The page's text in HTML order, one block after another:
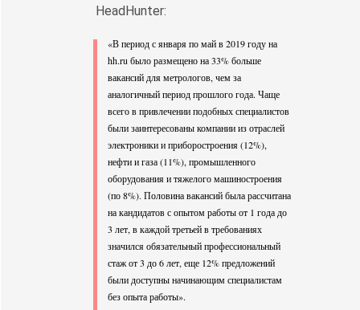
HeadHunter:
«В период с января по май в 2019 году на
hh.ru было размещено на 33% больше
вакансий для метрологов, чем за
аналогичный период прошлого года. Чаще
всего в привлечении подобных специалистов
были заинтересованы компании из отраслей
электроники и приборостроения (12%),
нефти и газа (11%), промышленного
оборудования и тяжелого машиностроения
(по 8%). Половина вакансий была рассчитана
на кандидатов с опытом работы от 1 года до
3 лет, в каждой третьей в требованиях
значился обязательный профессиональный
стаж от 3 до 6 лет, еще 12% предложений
были доступны начинающим специалистам
без опыта работы».